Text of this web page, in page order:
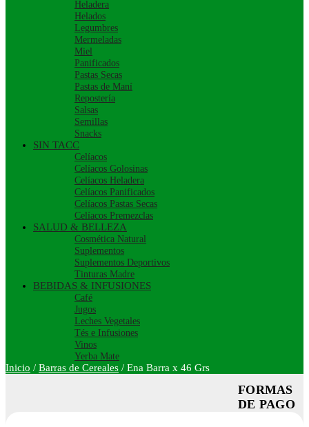
Heladera
Helados
Legumbres
Mermeladas
Miel
Panificados
Pastas Secas
Pastas de Maní
Repostería
Salsas
Semillas
Snacks
SIN TACC
Celíacos
Celíacos Golosinas
Celíacos Heladera
Celíacos Panificados
Celíacos Pastas Secas
Celíacos Premezclas
SALUD & BELLEZA
Cosmética Natural
Suplementos
Suplementos Deportivos
Tinturas Madre
BEBIDAS & INFUSIONES
Café
Jugos
Leches Vegetales
Tés e Infusiones
Vinos
Yerba Mate
Inicio / Barras de Cereales / Ena Barra x 46 Grs
FORMAS
DE PAGO